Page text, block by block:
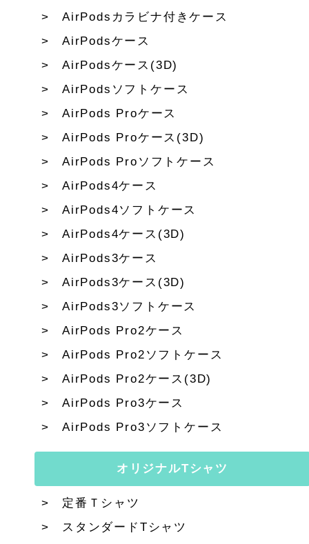
AirPodsカラビナ付きケース
AirPodsケース
AirPodsケース(3D)
AirPodsソフトケース
AirPods Proケース
AirPods Proケース(3D)
AirPods Proソフトケース
AirPods4ケース
AirPods4ソフトケース
AirPods4ケース(3D)
AirPods3ケース
AirPods3ケース(3D)
AirPods3ソフトケース
AirPods Pro2ケース
AirPods Pro2ソフトケース
AirPods Pro2ケース(3D)
AirPods Pro3ケース
AirPods Pro3ソフトケース
オリジナルTシャツ
定番Ｔシャツ
スタンダードTシャツ